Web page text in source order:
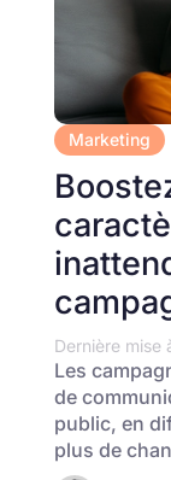
Marketing
Dernière mise
Les
de
public, en
plus de